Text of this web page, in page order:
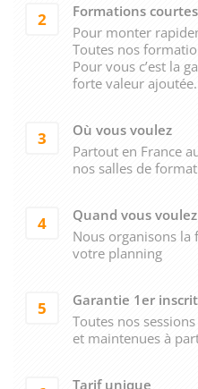
2
Formations
Pour monter
Toutes nos
Pour vous c’est la
forte valeur ajoutée.
3
Où vous voulez
Partout en France
nos salles de
4
Quand vous voulez
Nous organisons
votre planning
5
Garantie 1er inscrit
Toutes nos
et maintenues à
Tarif unique